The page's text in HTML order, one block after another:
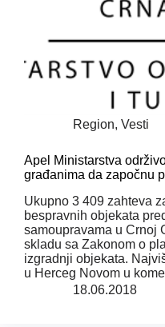
Region, Vesti
Apel Ministarstva
građanima da započnu
Ukupno 3 409 zahteva
bespravnih objekata
samoupravama u Crnoj
skladu sa Zakonom o
izgradnji objekata.
u Herceg Novom u
18.06.2018